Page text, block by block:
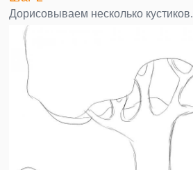
Дорисовываем несколько кустиков.